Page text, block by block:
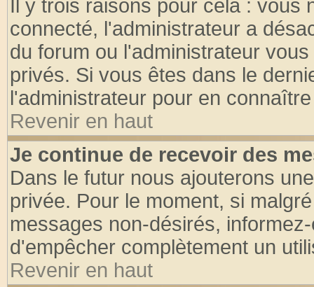
Il y trois raisons pour cela : vous
connecté, l'administrateur a
du forum ou l'administrateur
privés. Si vous êtes dans le
l'administrateur pour en
Revenir en haut
Je continue de recevoir des
Dans le futur nous ajouterons
privée. Pour le moment, si
messages non-désirés,
d'empêcher complètement un
Revenir en haut